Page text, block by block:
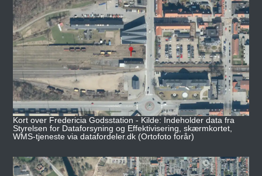
Kort over Fredericia Godsstation - Kilde: Indeholder data fra
Styrelsen for Dataforsyning og Effektivisering, skærmkortet,
WMS-tjeneste via datafordeler.dk (Ortofoto forår)